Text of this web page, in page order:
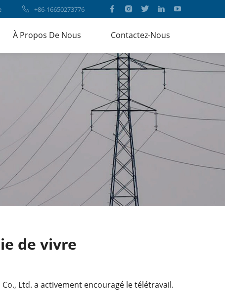
+86-16650273776
À Propos De Nous Contactez-Nous
de vivre
Ltd. a activement encouragé le télétravail.